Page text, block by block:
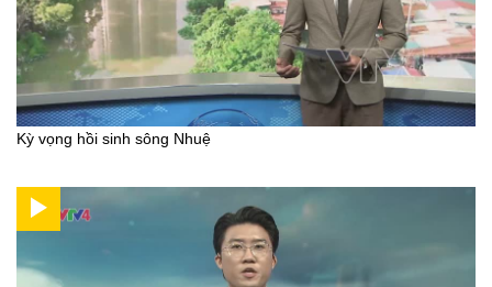
Kỳ vọng hồi sinh sông Nhuệ